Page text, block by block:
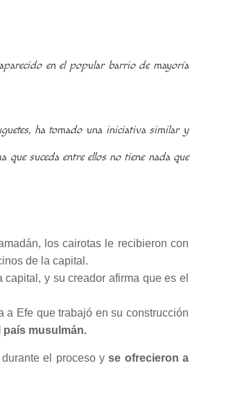
en el popular barrio de mayoría
ha tomado una iniciativa similar y
que suceda entre ellos no tiene nada que
los cairotas le recibieron con
de la capital.
capital, y su creador afirma que es el
a Efe que trabajó en su construcción
país musulmán.
el proceso yse ofrecieron a